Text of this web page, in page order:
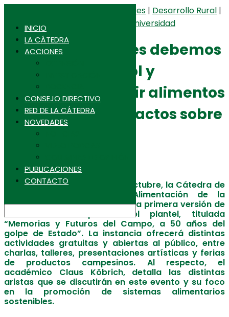
Favet
Agronomia Uchile
Inta
CFCN
INICIO
LA CÁTEDRA
ACCIONES
CONSEJO DIRECTIVO
RED DE LA CÁTEDRA
NOVEDADES
PUBLICACIONES
CONTACTO
Campesinos/as, Huertas Familiares | Desarrollo Rural |
Tradición, Cultura, Patrimonio
Universidad
“Los consumidores debemos
asumir nuestro rol y
empezar a preferir alimentos
con menores impactos sobre
los ecosistemas”
6 de octubre de 2023
Desde el próximo 10 al 14 de octubre, la Cátedra de
Agricultura Campesina y Alimentación de la
Universidad de Chile realizará la primera versión de
la Semana Campesina del plantel, titulada
“Memorias y Futuros del Campo, a 50 años del
golpe de Estado”. La instancia ofrecerá distintas
actividades gratuitas y abiertas al público, entre
charlas, talleres, presentaciones artísticas y ferias
de productos campesinos. Al respecto, el
académico Claus Köbrich, detalla las distintas
aristas que se discutirán en este evento y su foco
en la promoción de sistemas alimentarios
sostenibles.